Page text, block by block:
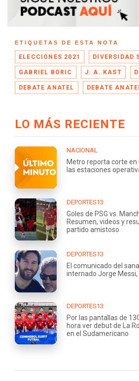
ETIQUETAS DE ESTA NOTA
ELECCIONES 2021 DIVERSIDAD
GABRIEL BORIC J. A. KAST
DEBATE ANATEL DEBATE
LO MÁS RECIENTE
NACIONAL
Metro reporta corte en
las estaciones
DEPORTES13
Goles de PSG vs.
Resumen, videos y
partido amistoso
DEPORTES13
El comunicado del
internado Jorge Messi,
DEPORTES13
Por las pantallas de
hora ver debut de La
en el Sudamericano